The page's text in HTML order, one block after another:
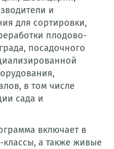
и
для сортировки,
плодово-
посадочного
в том числе
сада и
включает в
классы, а также живые